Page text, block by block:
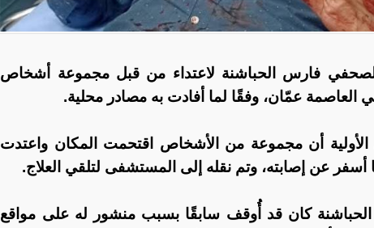
فارس الحباشنة لاعتداء من قبل مجموعة أشخاص
العاصمة عمّان، وفقًا لما أفادت به مصادر محلية.
الأولية أن مجموعة من الأشخاص اقتحمت المكان واعتدت
أسفر عن إصابته، وتم نقله إلى المستشفى لتلقي العلاج.
كان قد أُوقف سابقًا بسبب منشور له على مواقع